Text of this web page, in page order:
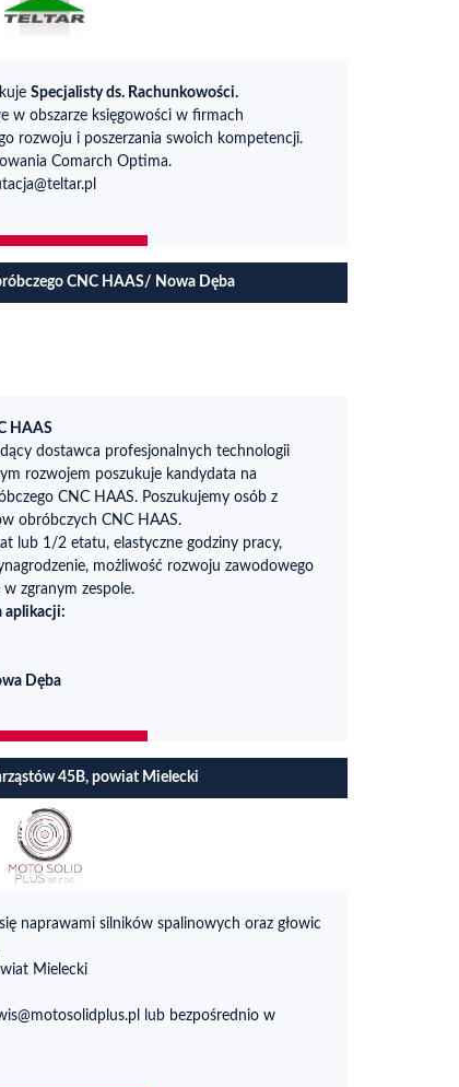
Specjalisty ds. Rachunkowości.
w obszarze księgowości w firmach
rozwoju i poszerzania swoich kompetencji.
Comarch Optima.
CNC HAAS/ Nowa Dęba
HAAS
dostawca profesjonalnych technologii
rozwojem poszukuje kandydata na
CNC HAAS. Poszukujemy osób z
obróbczych CNC HAAS.
lub 1/2 etatu, elastyczne godziny pracy,
możliwość rozwoju zawodowego
zgranym zespole.
aplikacji:
Dęba
45B, powiat Mielecki
naprawami silników spalinowych oraz głowic
Mielecki
lub bezpośrednio w